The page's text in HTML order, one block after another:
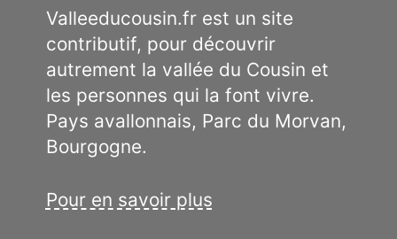
Valleeducousin.fr est un site
contributif, pour découvrir
autrement la vallée du Cousin et
les personnes qui la font vivre.
Pays avallonnais, Parc du Morvan,
Bourgogne.
Pour en savoir plus